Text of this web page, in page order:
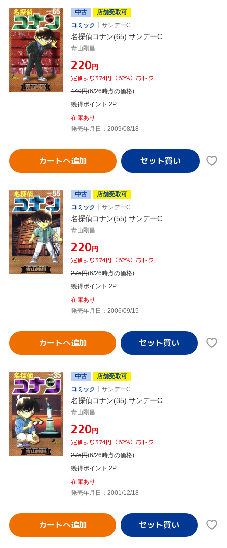
中古
店舗受取可
コミック
サンデーC
名探偵コナン(65) サンデーC
青山剛昌
¥220円
定価より374円（62%）おトク
440円(6/26時点の価格)
獲得ポイント 2P
在庫あり
発売年月日：2009/08/18
カートへ追加
中古
店舗受取可
コミック
サンデーC
名探偵コナン(55) サンデーC
青山剛昌
¥220円
定価より374円（62%）おトク
275円(6/26時点の価格)
獲得ポイント 2P
在庫あり
発売年月日：2006/09/15
カートへ追加
中古
店舗受取可
コミック
サンデーC
名探偵コナン(35) サンデーC
青山剛昌
¥220円
定価より374円（62%）おトク
275円(6/26時点の価格)
獲得ポイント 2P
在庫あり
発売年月日：2001/12/18
カートへ追加